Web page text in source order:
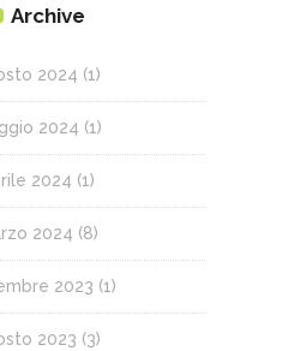
Archive
2024 (1)
2024 (1)
2024 (1)
2024 (8)
2023 (1)
2023 (3)